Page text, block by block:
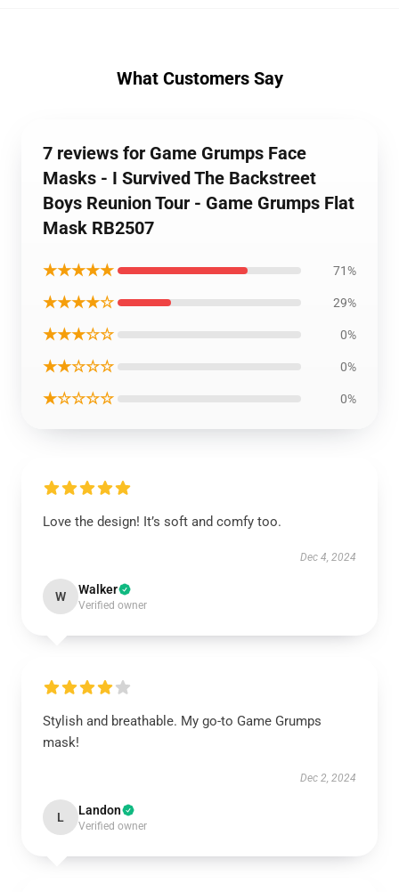
What Customers Say
7 reviews for Game Grumps Face
Masks - I Survived The Backstreet
Boys Reunion Tour - Game Grumps Flat
Mask RB2507
★★★★★ 71%
★★★★☆ 29%
★★★☆☆ 0%
★★☆☆☆ 0%
★☆☆☆☆ 0%
Love the design! It’s soft and comfy too.
Dec 4, 2024
W Walker
Verified owner
Stylish and breathable. My go-to Game Grumps
mask!
Dec 2, 2024
L Landon
Verified owner